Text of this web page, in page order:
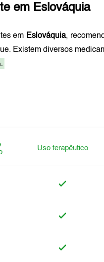
em Eslováquia
em Eslováquia,
Existem diversos
Uso terapêutico